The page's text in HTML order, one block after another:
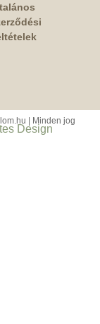
| Minden jog
Design